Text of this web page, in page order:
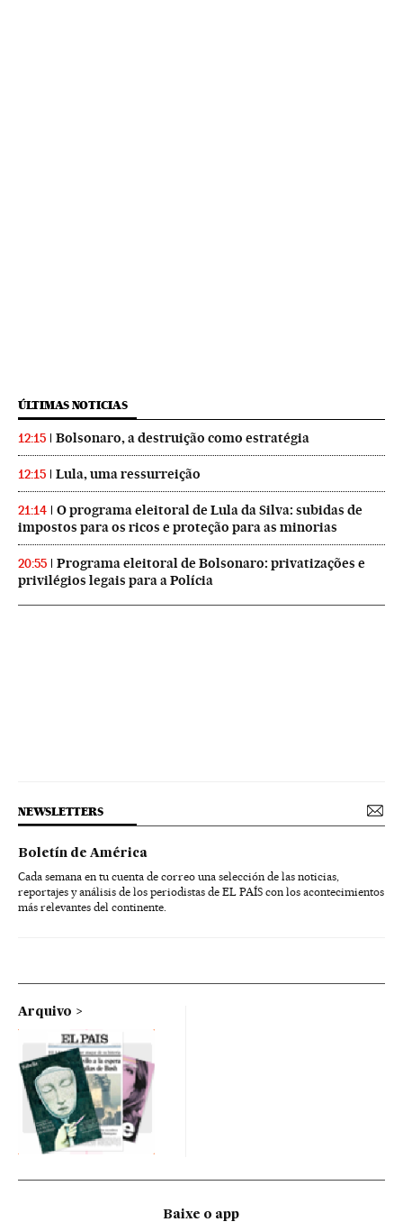
ÚLTIMAS NOTICIAS
12:15 Bolsonaro, a destruição como estratégia
12:15 Lula, uma ressurreição
21:14
O programa eleitoral de Lula da Silva: subidas de
impostos para os ricos e proteção para as minorias
20:55
Programa eleitoral de Bolsonaro: privatizações e
privilégios legais para a Polícia
NEWSLETTERS
Boletín de América
Cada semana en tu cuenta de correo una selección de las noticias,
reportajes y análisis de los periodistas de EL PAÍS con los acontecimientos
más relevantes del continente.
Arquivo
Baixe o app